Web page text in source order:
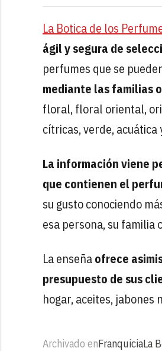
La Botica de los
ágil y segura de
perfumes que se
mediante las familias
floral, floral oriental,
cítricas, verde, acuática
La información viene
que contienen el
su gusto conociendo
esa persona, su familia
La enseñaofrece
presupuesto de sus
hogar, aceites,
Archivado enFranquiciaLa